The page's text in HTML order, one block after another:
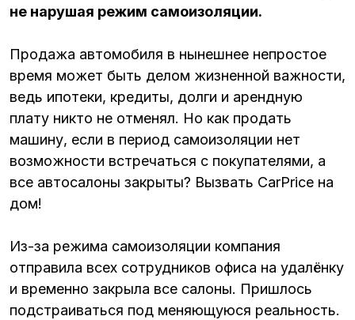
не нарушая режим самоизоляции.
Продажа автомобиля в нынешнее непростое
время может быть делом жизненной важности,
ведь ипотеки, кредиты, долги и арендную
плату никто не отменял. Но как продать
машину, если в период самоизоляции нет
возможности встречаться с покупателями, а
все автосалоны закрыты? Вызвать CarPrice на
дом!
Из-за режима самоизоляции компания
отправила всех сотрудников офиса на удалёнку
и временно закрыла все салоны. Пришлось
подстраиваться под меняющуюся реальность.